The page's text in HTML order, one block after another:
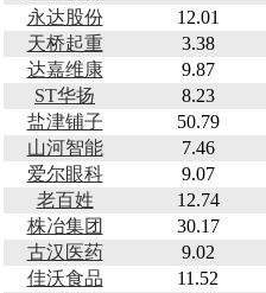
永达股份
12.01
天桥起重
3.38
达嘉维康
9.87
ST华扬
8.23
盐津铺子
50.79
山河智能
7.46
爱尔眼科
9.07
老百姓
12.74
株冶集团
30.17
古汉医药
9.02
佳沃食品
11.52